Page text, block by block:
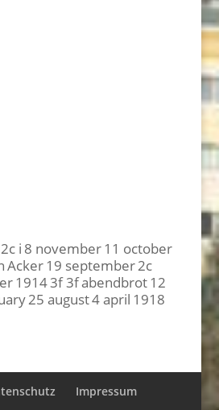
2c i 8 november11 october
Acker19 september2c
19143f 3fabendbrot12
25 august4 april 1918
Impressum